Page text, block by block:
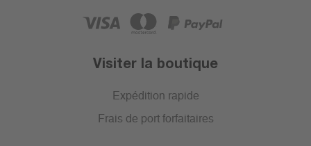
Visiter la boutique
Expédition rapide
Frais de port forfaitaires